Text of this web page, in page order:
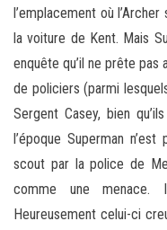
l’emplacement où
la voiture de Kent. Mais
enquête qu’il ne prête pas
de policiers (parmi
Sergent Casey, bien
l’époque Superman
scout par la police de
comme une menace.
Heureusement celui-ci